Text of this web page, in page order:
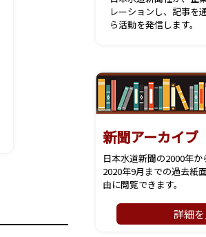
レーションし、記事を
ら活動を発信します。
新聞アーカイブ
日本水道新聞の2000年か
2020年9月までの過去紙
由に閲覧できます。
詳細